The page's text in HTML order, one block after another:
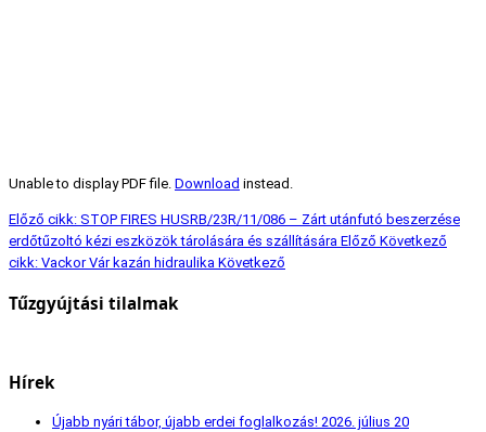
Unable to display PDF file. Download instead.
Előző cikk: STOP FIRES HUSRB/23R/11/086 – Zárt utánfutó beszerzése
erdőtűzoltó kézi eszközök tárolására és szállítására Előző Következő
cikk: Vackor Vár kazán hidraulika Következő
Tűzgyújtási tilalmak
Hírek
Újabb nyári tábor, újabb erdei foglalkozás! 2026. július 20